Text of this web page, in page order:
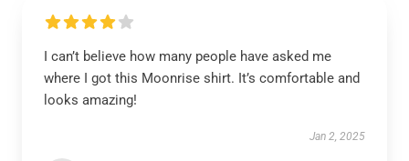
I can’t believe how many people have asked me
where I got this Moonrise shirt. It’s comfortable and
looks amazing!
Jan 2, 2025